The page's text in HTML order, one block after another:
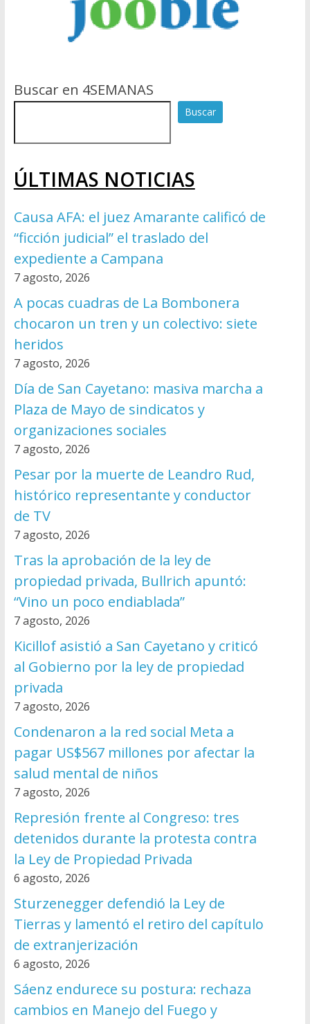
Buscar en 4SEMANAS
Buscar
ÚLTIMAS NOTICIAS
Causa AFA: el juez Amarante calificó de
“ficción judicial” el traslado del
expediente a Campana
7 agosto, 2026
A pocas cuadras de La Bombonera
chocaron un tren y un colectivo: siete
heridos
7 agosto, 2026
Día de San Cayetano: masiva marcha a
Plaza de Mayo de sindicatos y
organizaciones sociales
7 agosto, 2026
Pesar por la muerte de Leandro Rud,
histórico representante y conductor
de TV
7 agosto, 2026
Tras la aprobación de la ley de
propiedad privada, Bullrich apuntó:
“Vino un poco endiablada”
7 agosto, 2026
Kicillof asistió a San Cayetano y criticó
al Gobierno por la ley de propiedad
privada
7 agosto, 2026
Condenaron a la red social Meta a
pagar US$567 millones por afectar la
salud mental de niños
7 agosto, 2026
Represión frente al Congreso: tres
detenidos durante la protesta contra
la Ley de Propiedad Privada
6 agosto, 2026
Sturzenegger defendió la Ley de
Tierras y lamentó el retiro del capítulo
de extranjerización
6 agosto, 2026
Sáenz endurece su postura: rechaza
cambios en Manejo del Fuego y